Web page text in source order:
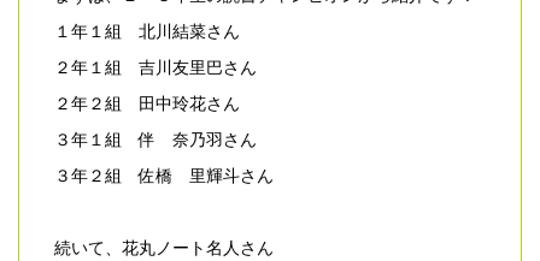
１年１組 北川結菜さん
２年１組 吉川友里巴さん
２年２組 田中玲花さん
３年１組 伴 奈乃羽さん
３年２組 佐橋 里輝斗さん
続いて、花丸ノート名人さん